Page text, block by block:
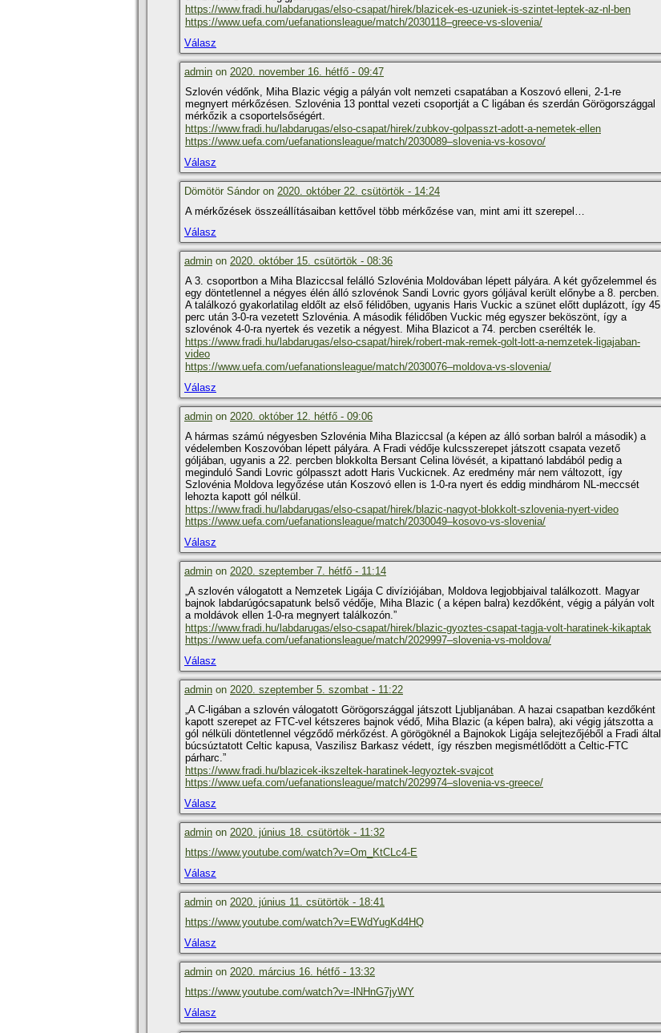
https://www.fradi.hu/labdarugas/elso-csapat/hirek/blazicek-es-uzuniek-is-szintet-leptek-az-nl-ben
https://www.uefa.com/uefanationsleague/match/2030118–greece-vs-slovenia/
Válasz
admin on 2020. november 16. hétfő - 09:47
Szlovén védőnk, Miha Blazic végig a pályán volt nemzeti csapatában a Koszovó elleni, 2-1-re
megnyert mérkőzésen. Szlovénia 13 ponttal vezeti csoportját a C ligában és szerdán Görögországgal
mérkőzik a csoportelsőségért.
https://www.fradi.hu/labdarugas/elso-csapat/hirek/zubkov-golpasszt-adott-a-nemetek-ellen
https://www.uefa.com/uefanationsleague/match/2030089–slovenia-vs-kosovo/
Válasz
Dömötör Sándor on 2020. október 22. csütörtök - 14:24
A mérkőzések összeállításaiban kettővel több mérkőzése van, mint ami itt szerepel…
Válasz
admin on 2020. október 15. csütörtök - 08:36
A 3. csoportbon a Miha Blaziccsal felálló Szlovénia Moldovában lépett pályára. A két győzelemmel és
egy döntetlennel a négyes élén álló szlovénok Sandi Lovric gyors góljával került előnybe a 8. percben.
A találkozó gyakorlatilag eldőlt az első félidőben, ugyanis Haris Vuckic a szünet előtt duplázott, így 45
perc után 3-0-ra vezetett Szlovénia. A második félidőben Vuckic még egyszer beköszönt, így a
szlovénok 4-0-ra nyertek és vezetik a négyest. Miha Blazicot a 74. percben cserélték le.
https://www.fradi.hu/labdarugas/elso-csapat/hirek/robert-mak-remek-golt-lott-a-nemzetek-ligajaban-
video
https://www.uefa.com/uefanationsleague/match/2030076–moldova-vs-slovenia/
Válasz
admin on 2020. október 12. hétfő - 09:06
A hármas számú négyesben Szlovénia Miha Blaziccsal (a képen az álló sorban balról a második) a
védelemben Koszovóban lépett pályára. A Fradi védője kulcsszerepet játszott csapata vezető
góljában, ugyanis a 22. percben blokkolta Bersant Celina lövését, a kipattanó labdából pedig a
meginduló Sandi Lovric gólpasszt adott Haris Vuckicnek. Az eredmény már nem változott, így
Szlovénia Moldova legyőzése után Koszovó ellen is 1-0-ra nyert és eddig mindhárom NL-meccsét
lehozta kapott gól nélkül.
https://www.fradi.hu/labdarugas/elso-csapat/hirek/blazic-nagyot-blokkolt-szlovenia-nyert-video
https://www.uefa.com/uefanationsleague/match/2030049–kosovo-vs-slovenia/
Válasz
admin on 2020. szeptember 7. hétfő - 11:14
„A szlovén válogatott a Nemzetek Ligája C divíziójában, Moldova legjobbjaival találkozott. Magyar
bajnok labdarúgócsapatunk belső védője, Miha Blazic ( a képen balra) kezdőként, végig a pályán volt
a moldávok ellen 1-0-ra megnyert találkozón.”
https://www.fradi.hu/labdarugas/elso-csapat/hirek/blazic-gyoztes-csapat-tagja-volt-haratinek-kikaptak
https://www.uefa.com/uefanationsleague/match/2029997–slovenia-vs-moldova/
Válasz
admin on 2020. szeptember 5. szombat - 11:22
„A C-ligában a szlovén válogatott Görögországgal játszott Ljubljanában. A hazai csapatban kezdőként
kapott szerepet az FTC-vel kétszeres bajnok védő, Miha Blazic (a képen balra), aki végig játszotta a
gól nélküli döntetlennel végződő mérkőzést. A görögöknél a Bajnokok Ligája selejtezőjéből a Fradi által
búcsúztatott Celtic kapusa, Vaszilisz Barkasz védett, így részben megismétlődött a Celtic-FTC
párharc.”
https://www.fradi.hu/blazicek-ikszeltek-haratinek-legyoztek-svajcot
https://www.uefa.com/uefanationsleague/match/2029974–slovenia-vs-greece/
Válasz
admin on 2020. június 18. csütörtök - 11:32
https://www.youtube.com/watch?v=Om_KtCLc4-E
Válasz
admin on 2020. június 11. csütörtök - 18:41
https://www.youtube.com/watch?v=EWdYugKd4HQ
Válasz
admin on 2020. március 16. hétfő - 13:32
https://www.youtube.com/watch?v=-lNHnG7jyWY
Válasz